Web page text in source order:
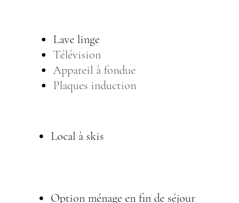
Lave linge
Télévision
Appareil à fondue
Plaques induction
Local à skis
Option ménage en fin de séjour